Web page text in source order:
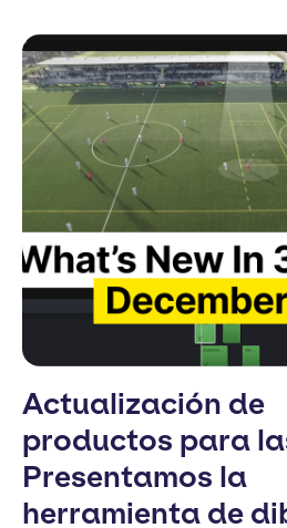
Actualización de
productos para
Presentamos la
herramienta de